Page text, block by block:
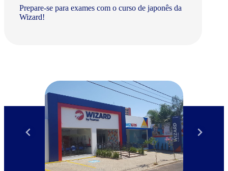
Prepare-se para exames com o curso de japonês da
Wizard!